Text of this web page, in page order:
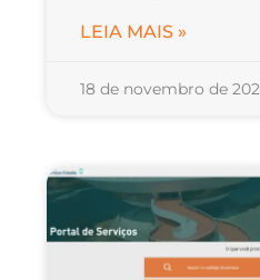
LEIA MAIS »
18 de novembro de